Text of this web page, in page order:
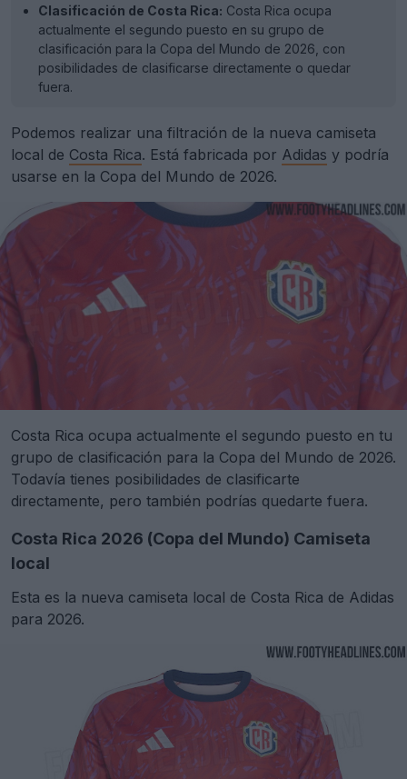
Clasificación de Costa Rica: Costa Rica ocupa
actualmente el segundo puesto en su grupo de
clasificación para la Copa del Mundo de 2026, con
posibilidades de clasificarse directamente o quedar
fuera.
Podemos realizar una filtración de la nueva camiseta
local de Costa Rica. Está fabricada por Adidas y podría
usarse en la Copa del Mundo de 2026.
Costa Rica ocupa actualmente el segundo puesto en tu
grupo de clasificación para la Copa del Mundo de 2026.
Todavía tienes posibilidades de clasificarte
directamente, pero también podrías quedarte fuera.
Costa Rica 2026 (Copa del Mundo) Camiseta
local
Esta es la nueva camiseta local de Costa Rica de Adidas
para 2026.